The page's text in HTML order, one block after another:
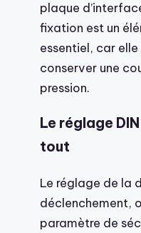
plaque
fixation est un
essentiel, car
conserver une
pression.
Le réglage
tout
Le réglage de la
déclenchement,
paramètre de